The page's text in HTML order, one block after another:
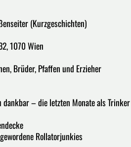
(Kurzgeschichten)
1070 Wien
Brüder, Pfaffen und Erzieher
– die letzten Monate als Trinker
Rollatorjunkies